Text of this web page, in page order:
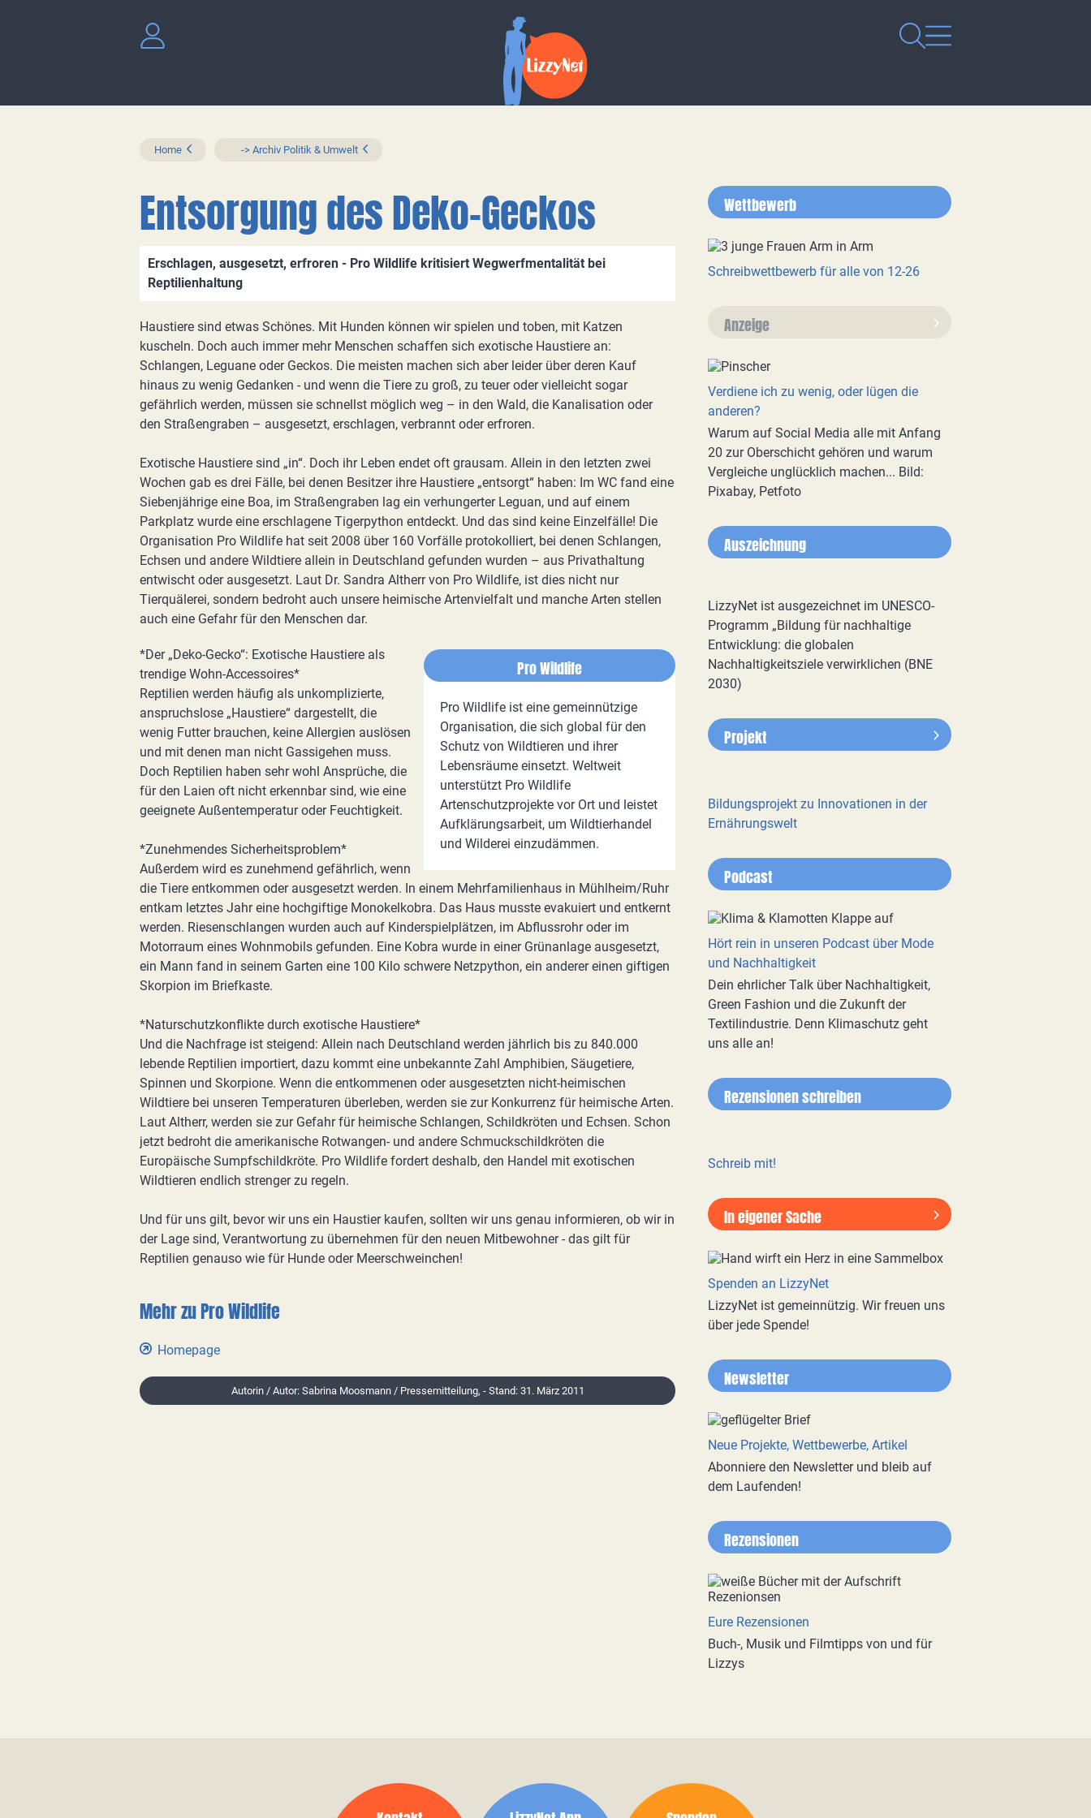
Home -> Archiv Politik & Umwelt
Entsorgung des Deko-Geckos
Erschlagen, ausgesetzt, erfroren - Pro Wildlife kritisiert Wegwerfmentalität bei
Reptilienhaltung
Haustiere sind etwas Schönes. Mit Hunden können wir spielen und toben, mit Katzen
kuscheln. Doch auch immer mehr Menschen schaffen sich exotische Haustiere an:
Schlangen, Leguane oder Geckos. Die meisten machen sich aber leider über deren Kauf
hinaus zu wenig Gedanken - und wenn die Tiere zu groß, zu teuer oder vielleicht sogar
gefährlich werden, müssen sie schnellst möglich weg – in den Wald, die Kanalisation oder
den Straßengraben – ausgesetzt, erschlagen, verbrannt oder erfroren.
Exotische Haustiere sind „in“. Doch ihr Leben endet oft grausam. Allein in den letzten zwei
Wochen gab es drei Fälle, bei denen Besitzer ihre Haustiere „entsorgt“ haben: Im WC fand eine
Siebenjährige eine Boa, im Straßengraben lag ein verhungerter Leguan, und auf einem
Parkplatz wurde eine erschlagene Tigerpython entdeckt. Und das sind keine Einzelfälle! Die
Organisation Pro Wildlife hat seit 2008 über 160 Vorfälle protokolliert, bei denen Schlangen,
Echsen und andere Wildtiere allein in Deutschland gefunden wurden – aus Privathaltung
entwischt oder ausgesetzt. Laut Dr. Sandra Altherr von Pro Wildlife, ist dies nicht nur
Tierquälerei, sondern bedroht auch unsere heimische Artenvielfalt und manche Arten stellen
auch eine Gefahr für den Menschen dar.
Pro Wildlife
Pro Wildlife ist eine gemeinnützige
Organisation, die sich global für den
Schutz von Wildtieren und ihrer
Lebensräume einsetzt. Weltweit
unterstützt Pro Wildlife
Artenschutzprojekte vor Ort und leistet
Aufklärungsarbeit, um Wildtierhandel
und Wilderei einzudämmen.
*Der „Deko-Gecko“: Exotische Haustiere als
trendige Wohn-Accessoires*
Reptilien werden häufig als unkomplizierte,
anspruchslose „Haustiere“ dargestellt, die
wenig Futter brauchen, keine Allergien auslösen
und mit denen man nicht Gassigehen muss.
Doch Reptilien haben sehr wohl Ansprüche, die
für den Laien oft nicht erkennbar sind, wie eine
geeignete Außentemperatur oder Feuchtigkeit.
*Zunehmendes Sicherheitsproblem*
Außerdem wird es zunehmend gefährlich, wenn
die Tiere entkommen oder ausgesetzt werden. In einem Mehrfamilienhaus in Mühlheim/Ruhr
entkam letztes Jahr eine hochgiftige Monokelkobra. Das Haus musste evakuiert und entkernt
werden. Riesenschlangen wurden auch auf Kinderspielplätzen, im Abflussrohr oder im
Motorraum eines Wohnmobils gefunden. Eine Kobra wurde in einer Grünanlage ausgesetzt,
ein Mann fand in seinem Garten eine 100 Kilo schwere Netzpython, ein anderer einen giftigen
Skorpion im Briefkaste.
*Naturschutzkonflikte durch exotische Haustiere*
Und die Nachfrage ist steigend: Allein nach Deutschland werden jährlich bis zu 840.000
lebende Reptilien importiert, dazu kommt eine unbekannte Zahl Amphibien, Säugetiere,
Spinnen und Skorpione. Wenn die entkommenen oder ausgesetzten nicht-heimischen
Wildtiere bei unseren Temperaturen überleben, werden sie zur Konkurrenz für heimische Arten.
Laut Altherr, werden sie zur Gefahr für heimische Schlangen, Schildkröten und Echsen. Schon
jetzt bedroht die amerikanische Rotwangen- und andere Schmuckschildkröten die
Europäische Sumpfschildkröte. Pro Wildlife fordert deshalb, den Handel mit exotischen
Wildtieren endlich strenger zu regeln.
Und für uns gilt, bevor wir uns ein Haustier kaufen, sollten wir uns genau informieren, ob wir in
der Lage sind, Verantwortung zu übernehmen für den neuen Mitbewohner - das gilt für
Reptilien genauso wie für Hunde oder Meerschweinchen!
Mehr zu Pro Wildlife
Homepage
Autorin / Autor: Sabrina Moosmann / Pressemitteilung, - Stand: 31. März 2011
Wettbewerb
Schreibwettbewerb für alle von 12-26
Anzeige
Verdiene ich zu wenig, oder lügen die
anderen?
Warum auf Social Media alle mit Anfang
20 zur Oberschicht gehören und warum
Vergleiche unglücklich machen... Bild:
Pixabay, Petfoto
Auszeichnung
LizzyNet ist ausgezeichnet im UNESCO-
Programm „Bildung für nachhaltige
Entwicklung: die globalen
Nachhaltigkeitsziele verwirklichen (BNE
2030)
Projekt
Bildungsprojekt zu Innovationen in der
Ernährungswelt
Podcast
Hört rein in unseren Podcast über Mode
und Nachhaltigkeit
Dein ehrlicher Talk über Nachhaltigkeit,
Green Fashion und die Zukunft der
Textilindustrie. Denn Klimaschutz geht
uns alle an!
Rezensionen schreiben
Schreib mit!
In eigener Sache
Spenden an LizzyNet
LizzyNet ist gemeinnützig. Wir freuen uns
über jede Spende!
Newsletter
Neue Projekte, Wettbewerbe, Artikel
Abonniere den Newsletter und bleib auf
dem Laufenden!
Rezensionen
Eure Rezensionen
Buch-, Musik und Filmtipps von und für
Lizzys